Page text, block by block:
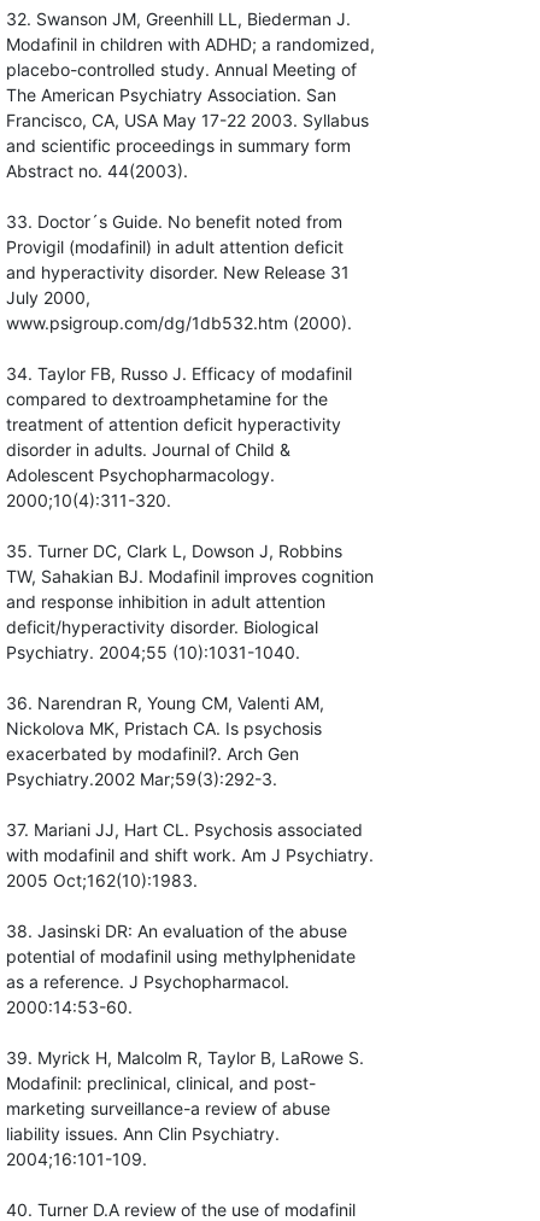
32. Swanson JM, Greenhill LL, Biederman J.
Modafinil in children with ADHD; a randomized,
placebo-controlled study. Annual Meeting of
The American Psychiatry Association. San
Francisco, CA, USA May 17-22 2003. Syllabus
and scientific proceedings in summary form
Abstract no. 44(2003).
33. Doctor´s Guide. No benefit noted from
Provigil (modafinil) in adult attention deficit
and hyperactivity disorder. New Release 31
July 2000,
www.psigroup.com/dg/1db532.htm (2000).
34. Taylor FB, Russo J. Efficacy of modafinil
compared to dextroamphetamine for the
treatment of attention deficit hyperactivity
disorder in adults. Journal of Child &
Adolescent Psychopharmacology.
2000;10(4):311-320.
35. Turner DC, Clark L, Dowson J, Robbins
TW, Sahakian BJ. Modafinil improves cognition
and response inhibition in adult attention
deficit/hyperactivity disorder. Biological
Psychiatry. 2004;55 (10):1031-1040.
36. Narendran R, Young CM, Valenti AM,
Nickolova MK, Pristach CA. Is psychosis
exacerbated by modafinil?. Arch Gen
Psychiatry.2002 Mar;59(3):292-3.
37. Mariani JJ, Hart CL. Psychosis associated
with modafinil and shift work. Am J Psychiatry.
2005 Oct;162(10):1983.
38. Jasinski DR: An evaluation of the abuse
potential of modafinil using methylphenidate
as a reference. J Psychopharmacol.
2000:14:53-60.
39. Myrick H, Malcolm R, Taylor B, LaRowe S.
Modafinil: preclinical, clinical, and post-
marketing surveillance-a review of abuse
liability issues. Ann Clin Psychiatry.
2004;16:101-109.
40. Turner D.A review of the use of modafinil